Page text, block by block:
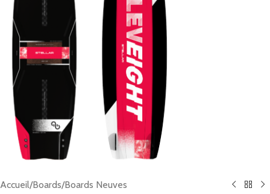
Accueil/Boards/Boards Neuves